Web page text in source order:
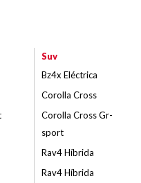
Suv
Bz4x Eléctrica
Corolla Cross
Corolla Cross Gr-
sport
Rav4 Híbrida
Rav4 Híbrida